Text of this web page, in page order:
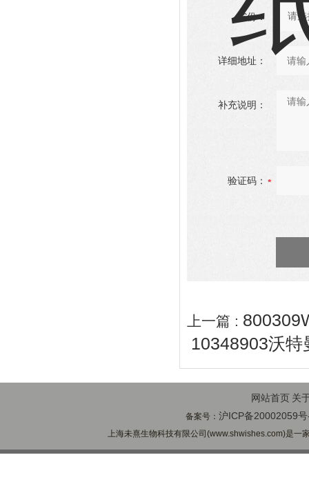
省份：
详细地址：
补充说明：
验证码：
上一篇 :
10348903沃
网站首页 关
备案号：沪ICP备20002059
上海未熹生物科技有限公司(www.shwishes.com)是一